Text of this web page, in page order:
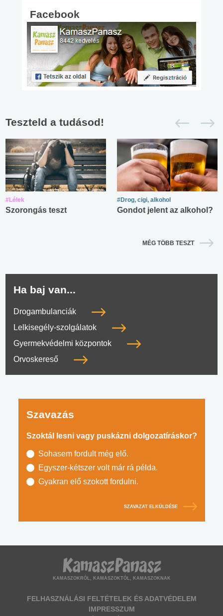
Facebook
Teszteld a tudásod!
#Lélek
Szorongás teszt
#Drog, cigi, alkohol
Gondot jelent az alkohol?
MÉG TÖBB TESZT
Ha baj van...
Drogambulanciák
Lelkisegély-szolgálatok
Gyermekvédelmi központok
Orvoskereső
Szavazás
Szoktál lesni vagy puskázni dolgozatíráskor?
Sohasem fordult még elő.
Egyszer-kétszer volt már rá példa.
Gyakran elő szokott fordulni.
SZAVAZAT ELKÜLDÉSE
KAMASZOKRÓL, KAMASZOKTÓL, KAMASZOKNAK
FELHASZNÁLÁSI FELTÉTELEK ÉS ADATVÉDELEM
IMPRESSZUM